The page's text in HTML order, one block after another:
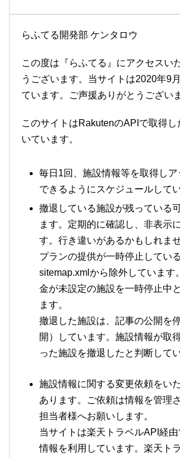
らふてる開発部 ケンタロウ
この度は『らふてる』にアクセスい
うございます。当サイトは2020年9
ています。ご声援ありがとうござい
このサイトはRakutenのAPIで取得
いています。
毎日1回、施設情報等を取得しア
できるようにスケジュールしてい
撤退している施設が残っている
ます。定期的に確認し、非表示
す。行き違いがあるかもしれませ
プランの提供が一時停止してい
sitemap.xmlから除外しています
金が未設定の施設を一時停止中
ます。
撤退した施設は、記事の公開を
開）しています。施設情報が取
った施設を撤退したと判断してい
施設情報に関する変更依頼をい
あります。ご依頼は情報を管理
担当者様へお願いします。
当サイトは楽天トラベルAPI経
情報を利用しています。楽天ト